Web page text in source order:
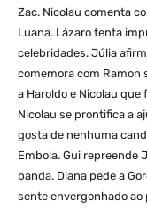
Zac. Nicolau comenta
Luana. Lázaro tenta
celebridades. Júlia
comemora com Ramon
a Haroldo e Nicolau
Nicolau se prontifica a
gosta de nenhuma
Embola. Gui repreende
banda. Diana pede a
sente envergonhado ao